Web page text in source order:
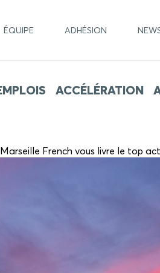
ÉQUIPE ADHÉSION
ACCÉLÉRATION
French vous livre le top